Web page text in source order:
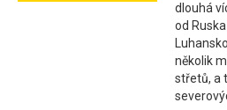
dlouhá
od
několik
střetů, a